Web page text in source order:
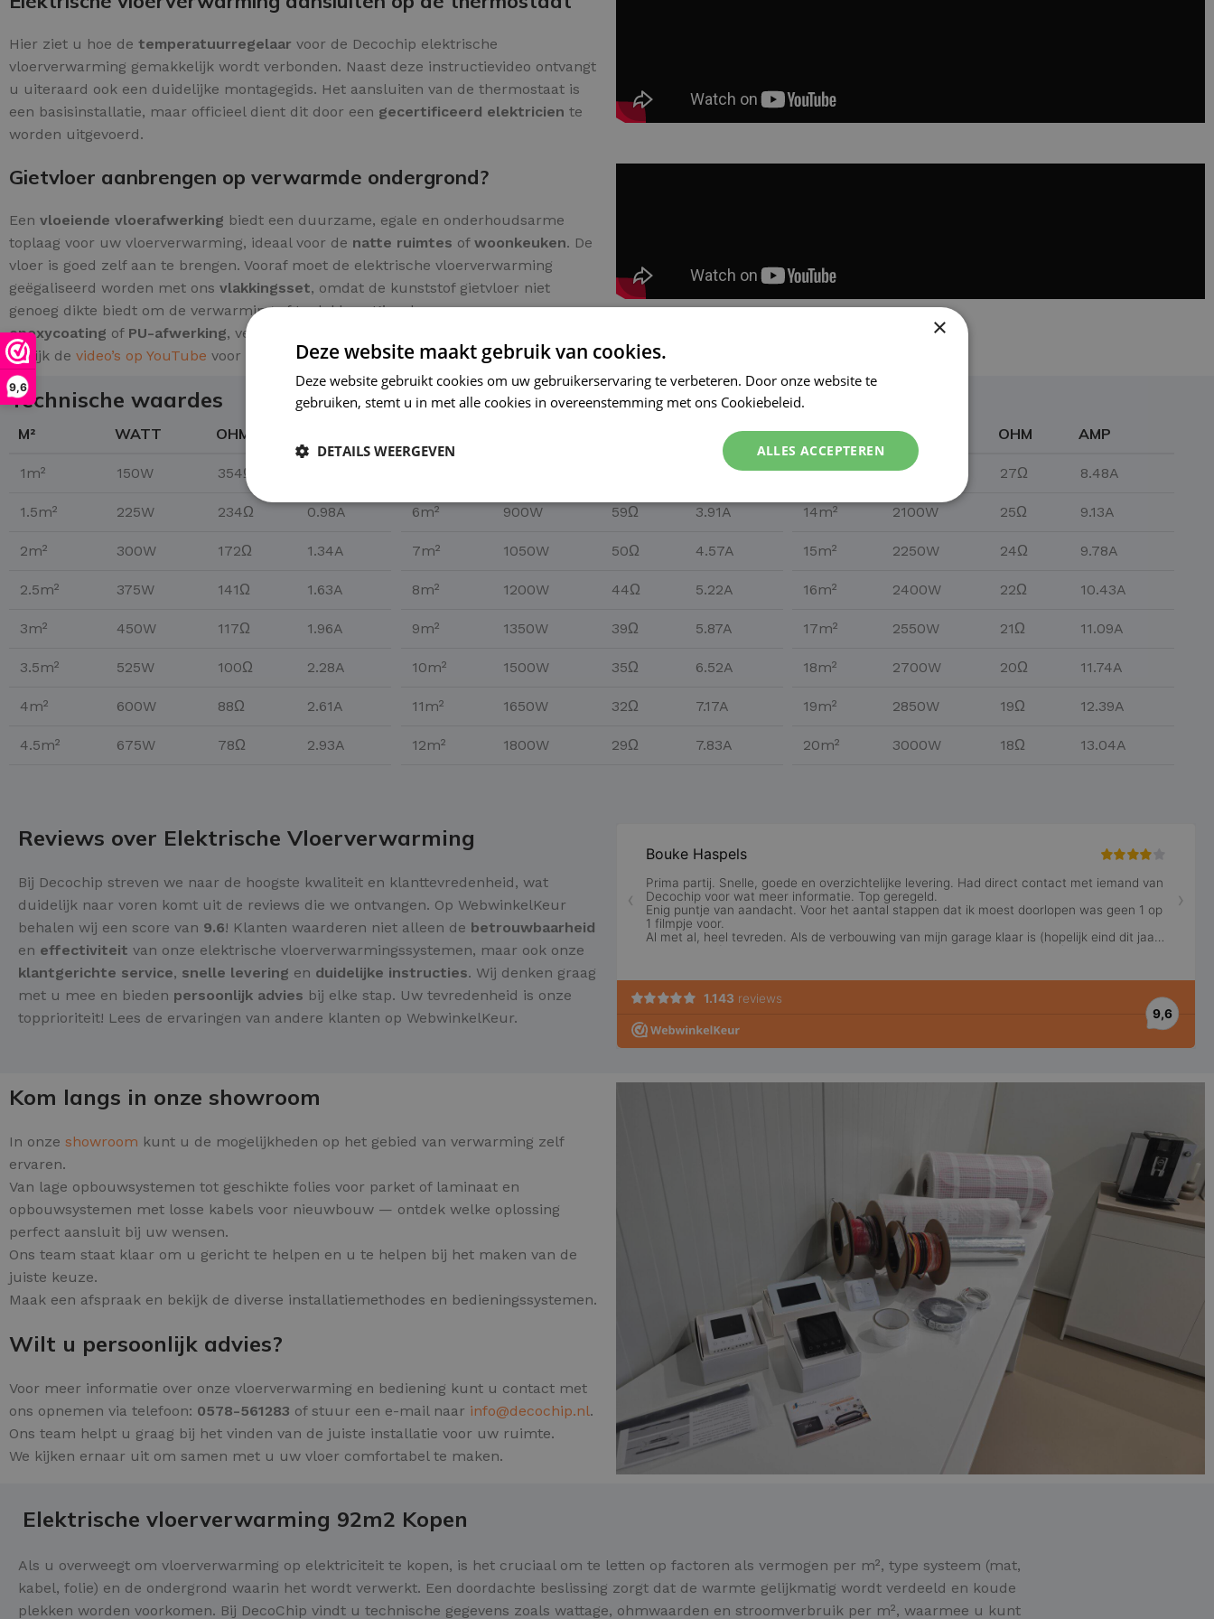
9,6
Hier ziet u hoe de temperatuurregelaar voor de Decochip elektrische
vloerverwarming gemakkelijk wordt verbonden. Naast deze instructievideo ontvangt
u uiteraard ook een duidelijke montagegids. Het aansluiten van de thermostaat is
een basisinstallatie, maar officieel dient dit door een gecertificeerd elektricien te
worden uitgevoerd.
Gietvloer aanbrengen op verwarmde ondergrond?
Een vloeiende vloerafwerking biedt een duurzame, egale en onderhoudsarme
toplaag voor uw vloerverwarming, ideaal voor de natte ruimtes of woonkeuken. De
vloer is goed zelf aan te brengen. Vooraf moet de elektrische vloerverwarming
geëgaliseerd worden met ons vlakkingsset, omdat de kunststof gietvloer niet
genoeg dikte biedt om de verwarming af te dekken. Kies daarna voor een
epoxycoating of PU-afwerking, verkrijgbaar per m² en in uw favoriete kleurtoon.
Bekijk de video’s op YouTube voor de installatie-instructies.
Technische waardes
M² WATT OHM
1m² 150W 354Ω
1.5m² 225W 234Ω 0.98A
2m² 300W 172Ω 1.34A
2.5m² 375W 141Ω 1.63A
3m² 450W 117Ω 1.96A
3.5m² 525W 100Ω 2.28A
4m² 600W 88Ω 2.61A
4.5m² 675W 78Ω 2.93A
3.26A
6m² 900W 59Ω 3.91A
7m² 1050W 50Ω 4.57A
8m² 1200W 44Ω 5.22A
9m² 1350W 39Ω 5.87A
10m² 1500W 35Ω 6.52A
11m² 1650W 32Ω 7.17A
12m² 1800W 29Ω 7.83A
M² WATT OHM AMP
13m² 1950W 27Ω 8.48A
14m² 2100W 25Ω 9.13A
15m² 2250W 24Ω 9.78A
16m² 2400W 22Ω 10.43A
17m² 2550W 21Ω 11.09A
18m² 2700W 20Ω 11.74A
19m² 2850W 19Ω 12.39A
20m² 3000W 18Ω 13.04A
Reviews over Elektrische Vloerverwarming
Bij Decochip streven we naar de hoogste kwaliteit en klanttevredenheid, wat
duidelijk naar voren komt uit de reviews die we ontvangen. Op WebwinkelKeur
behalen wij een score van 9.6! Klanten waarderen niet alleen de betrouwbaarheid
en effectiviteit van onze elektrische vloerverwarmingssystemen, maar ook onze
klantgerichte service, snelle levering en duidelijke instructies. Wij denken graag
met u mee en bieden persoonlijk advies bij elke stap. Uw tevredenheid is onze
topprioriteit! Lees de ervaringen van andere klanten op WebwinkelKeur.
Kom langs in onze showroom
In onze showroom kunt u de mogelijkheden op het gebied van verwarming zelf
ervaren.
Van lage opbouwsystemen tot geschikte folies voor parket of laminaat en
opbouwsystemen met losse kabels voor nieuwbouw — ontdek welke oplossing
perfect aansluit bij uw wensen.
Ons team staat klaar om u gericht te helpen en u te helpen bij het maken van de
juiste keuze.
Maak een afspraak en bekijk de diverse installatiemethodes en bedieningssystemen.
Wilt u persoonlijk advies?
Voor meer informatie over onze vloerverwarming en bediening kunt u contact met
ons opnemen via telefoon: 0578-561283 of stuur een e-mail naar info@decochip.nl.
Ons team helpt u graag bij het vinden van de juiste installatie voor uw ruimte.
We kijken ernaar uit om samen met u uw vloer comfortabel te maken.
Elektrische vloerverwarming 92m2 Kopen
Als u overweegt om vloerverwarming op elektriciteit te kopen, is het cruciaal om te letten op factoren als vermogen per m², type systeem (mat,
kabel, folie) en de ondergrond waarin het wordt verwerkt. Een doordachte beslissing zorgt dat de warmte gelijkmatig wordt verdeeld en koude
plekken worden voorkomen. Bij DecoChip vindt u technische gegevens zoals wattage, ohmwaarden en stroomverbruik per m², waarmee u kunt
×
Deze website maakt gebruik van cookies.
Deze website gebruikt cookies om uw gebruikerservaring te verbeteren. Door onze website te
gebruiken, stemt u in met alle cookies in overeenstemming met ons Cookiebeleid.
ALLES ACCEPTEREN
DETAILS WEERGEVEN